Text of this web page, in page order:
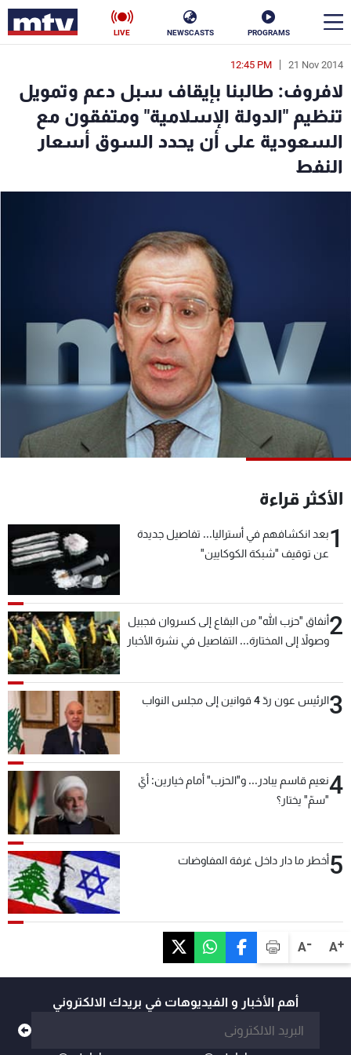
PROGRAMS
NEWSCASTS
LIVE
A+
A-
21 Nov 2014
12:45 PM
لافروف: طالبنا بإيقاف سبل دعم وتمويل
تنظيم "الدولة الإسلامية" ومتفقون مع
السعودية على أن يحدد السوق أسعار
النفط
الأكثر قراءة
1بعد انكشافهم في أستراليا... تفاصيل جديدة
عن توقيف "شبكة الكوكايين"
2أنفاق "حزب الله" من البقاع إلى كسروان فجبيل
وصولاً إلى المختارة... التفاصيل في نشرة الأخبار
3الرئيس عون ردّ 4 قوانين إلى مجلس النواب
4نعيم قاسم يبادر... و"الحزب" أمام خيارين: أيّ
"سمّ" يختار؟
5أخطر ما دار داخل غرفة المفاوضات
أهم الأخبار و الفيديوهات في بريدك الالكتروني
en
الأخبار
سياسة ناس
البرامج
جدول البرامج
شاهد البرامج
الترددات
عن MTV
الإنـتـاج
وظائف
تواصل معنا